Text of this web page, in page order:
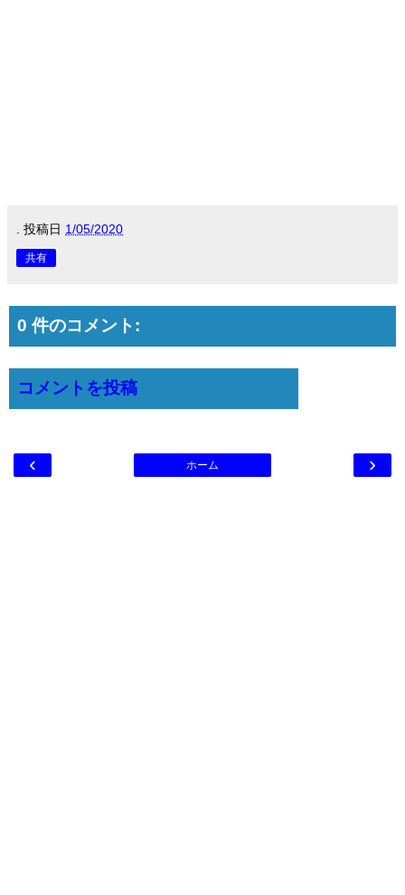
投稿日 1/05/2020
共有
0 件のコメント:
コメントを投稿
‹ ›
ホーム